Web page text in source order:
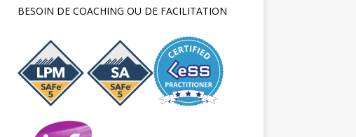
BESOIN DE COACHING OU DE FACILITATION